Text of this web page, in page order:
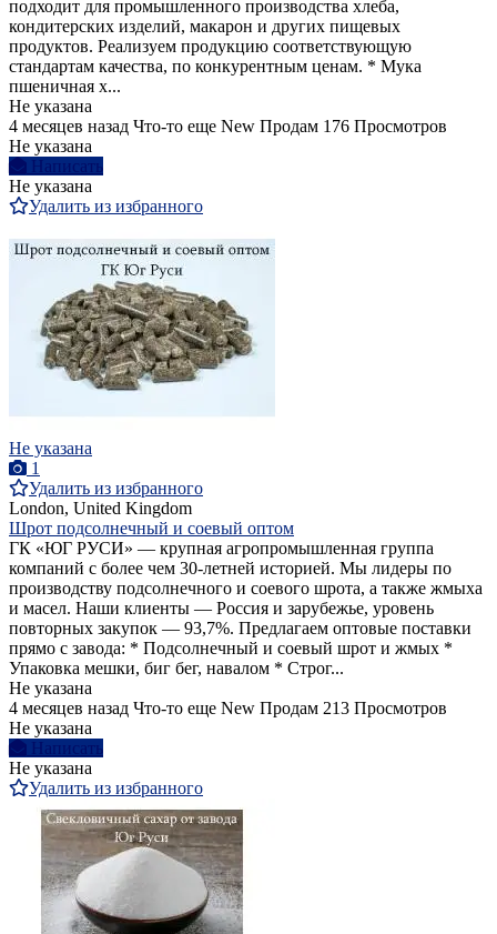
подходит для промышленного производства хлеба,
кондитерских изделий, макарон и других пищевых
продуктов. Реализуем продукцию соответствующую
стандартам качества, по конкурентным ценам. * Мука
пшеничная х...
Не указана
4 месяцев назад Что-то еще New Продам 176 Просмотров
Не указана
Написать
Не указана
Удалить из избранного
Не указана
1
Удалить из избранного
London, United Kingdom
Шрот подсолнечный и соевый оптом
ГК «ЮГ РУСИ» — крупная агропромышленная группа
компаний с более чем 30-летней историей. Мы лидеры по
производству подсолнечного и соевого шрота, а также жмыха
и масел. Наши клиенты — Россия и зарубежье, уровень
повторных закупок — 93,7%. Предлагаем оптовые поставки
прямо с завода: * Подсолнечный и соевый шрот и жмых *
Упаковка мешки, биг бег, навалом * Строг...
Не указана
4 месяцев назад Что-то еще New Продам 213 Просмотров
Не указана
Написать
Не указана
Удалить из избранного